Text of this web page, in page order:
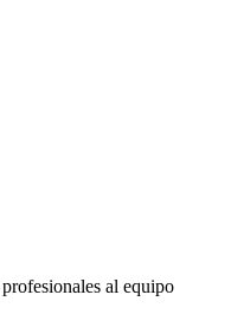
al equipo